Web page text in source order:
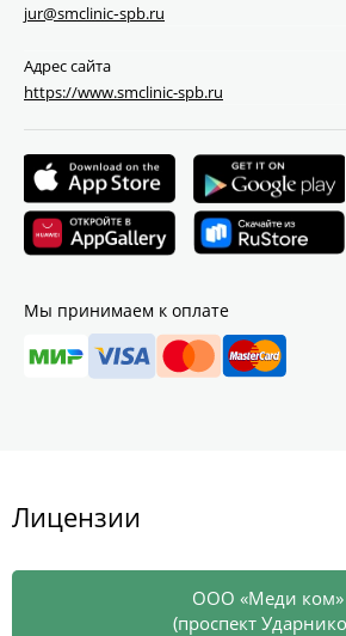
jur@smclinic‑spb.ru
Адрес сайта
https://www.smclinic-spb.ru
Мы принимаем к оплате
Лицензии
ООО «Меди ком»
(проспект